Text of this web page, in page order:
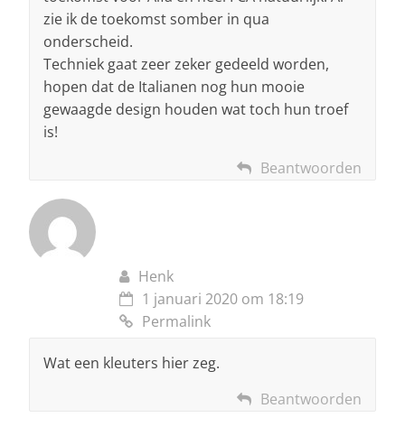
zie ik de toekomst somber in qua
onderscheid.
Techniek gaat zeer zeker gedeeld worden,
hopen dat de Italianen nog hun mooie
gewaagde design houden wat toch hun troef
is!
Beantwoorden
Henk
1 januari 2020 om 18:19
Permalink
Wat een kleuters hier zeg.
Beantwoorden